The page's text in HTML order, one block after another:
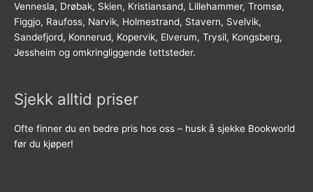
Vennesla, Drøbak, Skien, Kristiansand, Lillehammer, Tromsø,
Figgjo, Raufoss, Narvik, Holmestrand, Stavern, Svelvik,
Sandefjord, Konnerud, Kopervik, Elverum, Trysil, Kongsberg,
Jessheim og omkringliggende tettsteder.
Sjekk alltid priser
Ofte finner du en bedre pris hos oss – husk å sjekke Bookworld
før du kjøper!